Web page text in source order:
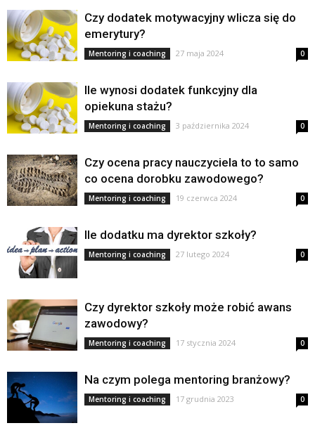
Czy dodatek motywacyjny wlicza się do
emerytury?
Mentoring i coaching 27 maja 2024 0
Ile wynosi dodatek funkcyjny dla
opiekuna stażu?
Mentoring i coaching 3 października 2024 0
Czy ocena pracy nauczyciela to to samo
co ocena dorobku zawodowego?
Mentoring i coaching 19 czerwca 2024 0
Ile dodatku ma dyrektor szkoły?
Mentoring i coaching 27 lutego 2024 0
Czy dyrektor szkoły może robić awans
zawodowy?
Mentoring i coaching 17 stycznia 2024 0
Na czym polega mentoring branżowy?
Mentoring i coaching 17 grudnia 2023 0